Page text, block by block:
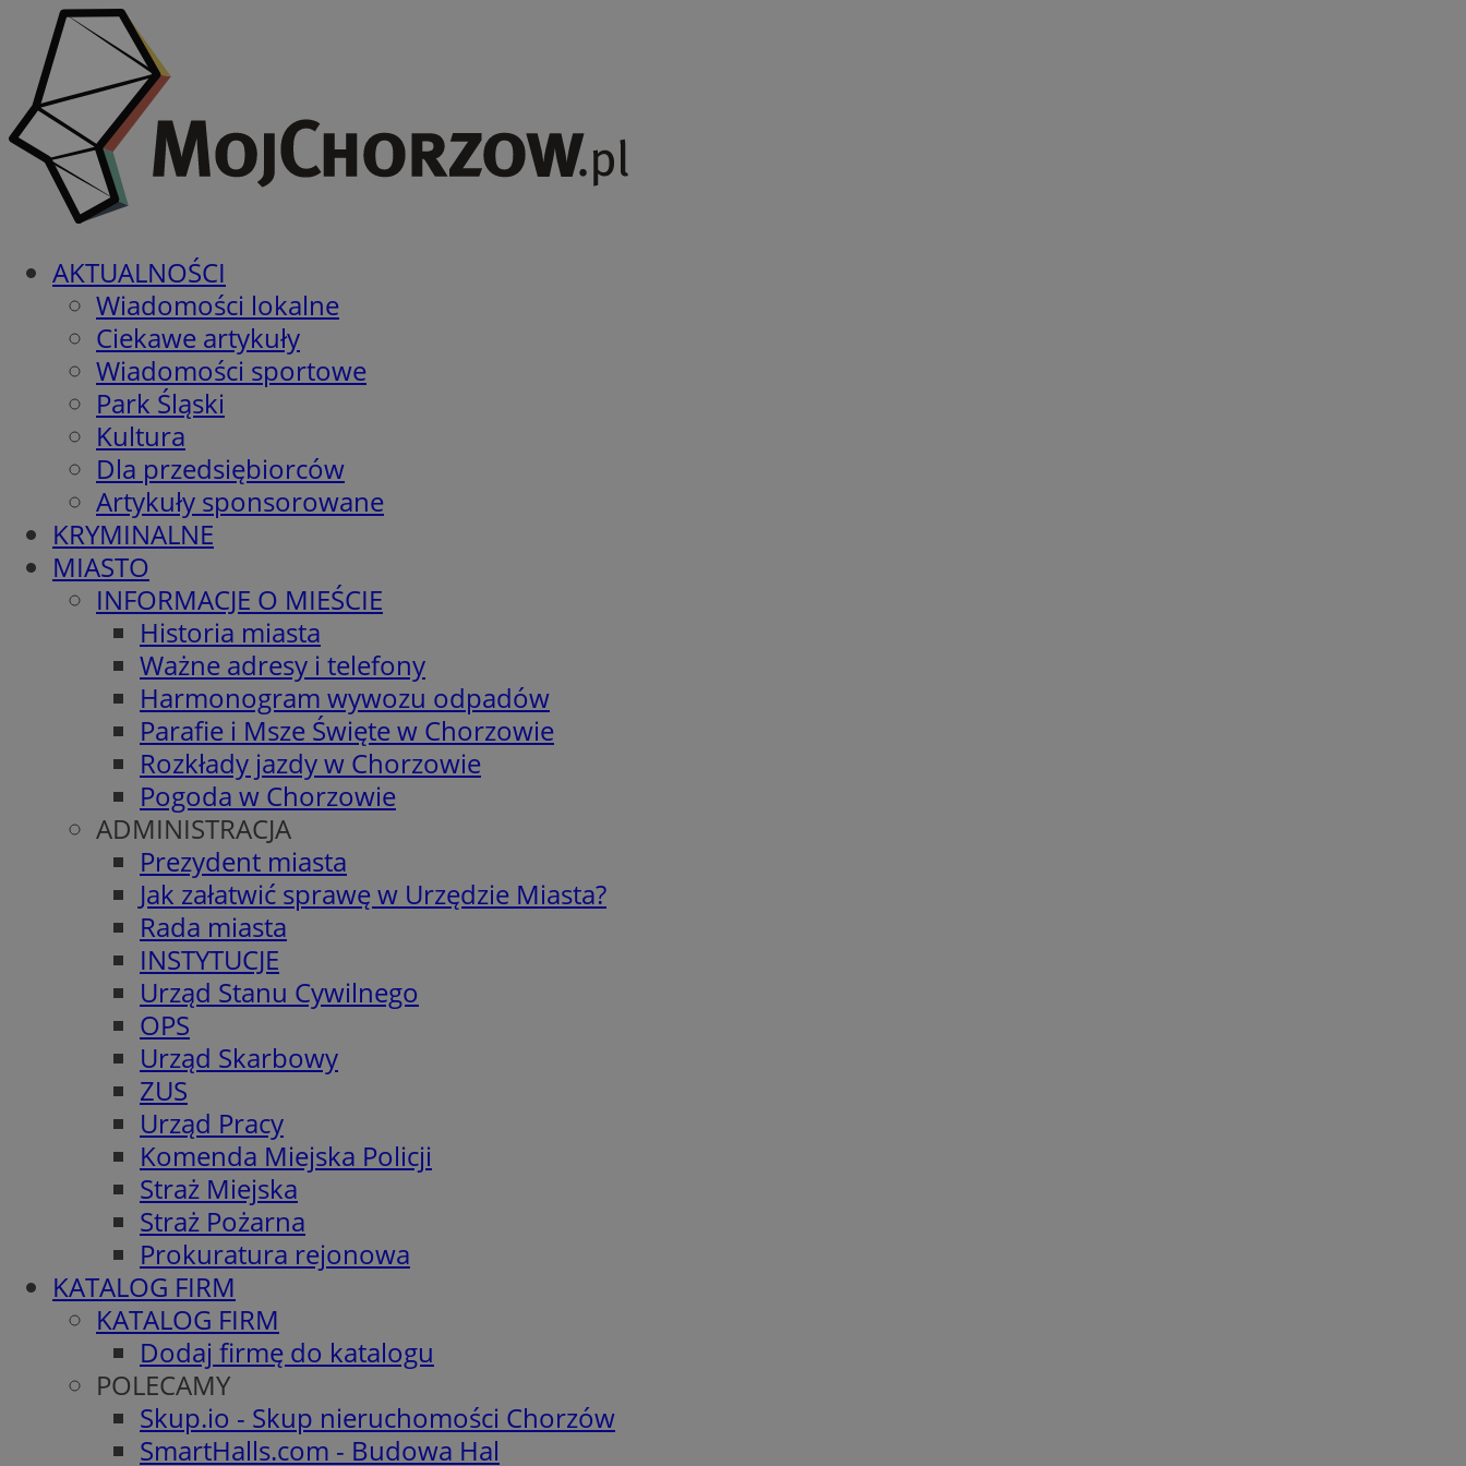
AKTUALNOŚCI
Wiadomości lokalne
Ciekawe artykuły
Wiadomości sportowe
Park Śląski
Kultura
Dla przedsiębiorców
Artykuły sponsorowane
KRYMINALNE
MIASTO
INFORMACJE O MIEŚCIE
Historia miasta
Ważne adresy i telefony
Harmonogram wywozu odpadów
Parafie i Msze Święte w Chorzowie
Rozkłady jazdy w Chorzowie
Pogoda w Chorzowie
ADMINISTRACJA
Prezydent miasta
Jak załatwić sprawę w Urzędzie Miasta?
Rada miasta
INSTYTUCJE
Urząd Stanu Cywilnego
OPS
Urząd Skarbowy
ZUS
Urząd Pracy
Komenda Miejska Policji
Straż Miejska
Straż Pożarna
Prokuratura rejonowa
KATALOG FIRM
KATALOG FIRM
Dodaj firmę do katalogu
POLECAMY
Skup.io - Skup nieruchomości Chorzów
SmartHalls.com - Budowa Hal